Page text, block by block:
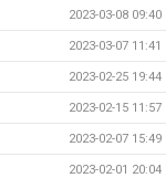
2023-03-08 09:40
2023-03-07 11:41
2023-02-25 19:44
2023-02-15 11:57
2023-02-07 15:49
2023-02-01 20:04